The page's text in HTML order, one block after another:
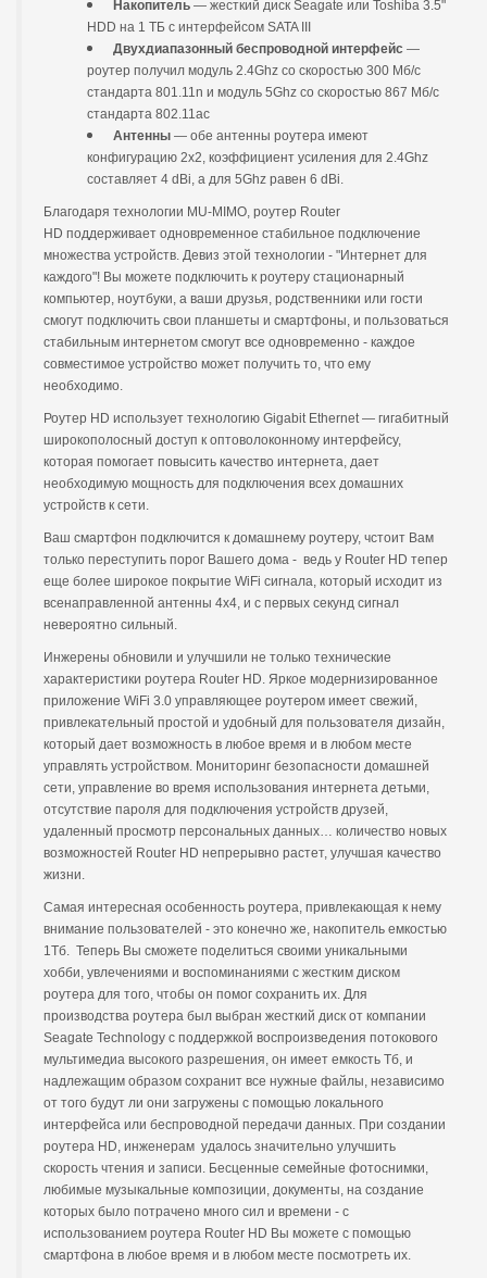
Накопитель— жесткий диск Seagate или Toshiba 3.5"
HDD на 1 ТБ с интерфейсом SATA III
Двухдиапазонный беспроводной интерфейс—
роутер получил модуль 2.4Ghz со скоростью 300 Мб/с
стандарта 801.11n и модуль 5Ghz со скоростью 867 Мб/с
стандарта 802.11ac
Антенны — обе антенны роутера имеют
конфигурацию 2x2, коэффициент усиления для 2.4Ghz
составляет 4 dBi, а для 5Ghz равен 6 dBi.
Благодаря технологии MU-MIMO, роутер Router
HD поддерживает одновременное стабильное подключение
множества устройств. Девиз этой технологии - "Интернет для
каждого"! Вы можете подключить к роутеру стационарный
компьютер, ноутбуки, а ваши друзья, родственники или гости
смогут подключить свои планшеты и смартфоны, и пользоваться
стабильным интернетом смогут все одновременно - каждое
совместимое устройство может получить то, что ему
необходимо.
Роутер HD использует технологию Gigabit Ethernet — гигабитный
широкополосный доступ к оптоволоконному интерфейсу,
которая помогает повысить качество интернета, дает
необходимую мощность для подключения всех домашних
устройств к сети.
Ваш смартфон подключится к домашнему роутеру, чстоит Вам
только переступить порог Вашего дома - ведь у Router HD тепер
еще более широкое покрытие WiFi сигнала, который исходит из
всенаправленной антенны 4x4, и с первых секунд сигнал
невероятно сильный.
Инжерены обновили и улучшили не только технические
характеристики роутера Router HD. Яркое модернизированное
приложение WiFi 3.0 управляющее роутером имеет свежий,
привлекательный простой и удобный для пользователя дизайн,
который дает возможность в любое время и в любом месте
управлять устройством. Мониторинг безопасности домашней
сети, управление во время использования интернета детьми,
отсутствие пароля для подключения устройств друзей,
удаленный просмотр персональных данных… количество новых
возможностей Router HD непрерывно растет, улучшая качество
жизни.
Самая интересная особенность роутера, привлекающая к нему
внимание пользователей - это конечно же, накопитель емкостью
1Тб. Теперь Вы сможете поделиться своими уникальными
хобби, увлечениями и воспоминаниями с жестким диском
роутера для того, чтобы он помог сохранить их. Для
производства роутера был выбран жесткий диск от компании
Seagate Technology с поддержкой воспроизведения потокового
мультимедиа высокого разрешения, он имеет емкость Тб, и
надлежащим образом сохранит все нужные файлы, независимо
от того будут ли они загружены с помощью локального
интерфейса или беспроводной передачи данных. При создании
роутера HD, инженерам удалось значительно улучшить
скорость чтения и записи. Бесценные семейные фотоснимки,
любимые музыкальные композиции, документы, на создание
которых было потрачено много сил и времени - с
использованием роутера Router HD Вы можете с помощью
смартфона в любое время и в любом месте посмотреть их.